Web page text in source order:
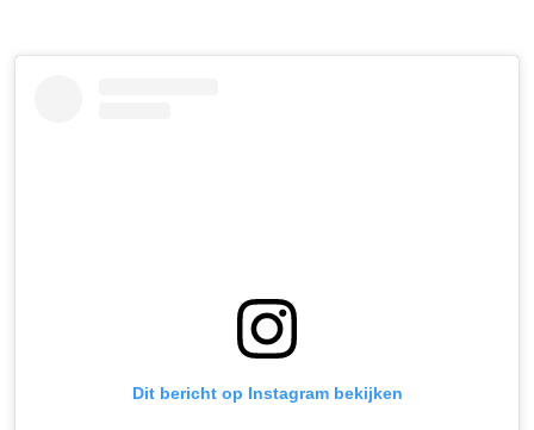
Dit bericht op Instagram bekijken